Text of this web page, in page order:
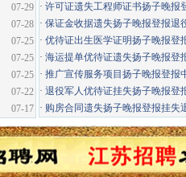
· 许可证遗失工程师证书扬子晚报
· 保证金收据遗失扬子晚报登报退
· 优待证出生医学证明扬子晚报登
· 海运提单优待证遗失扬子晚报登
· 推广宣传服务项目扬子晚报登报
· 退役军人优待证挂失扬子晚报登
· 购房合同遗失扬子晚报登报挂失
07-29
07-28
07-25
07-25
07-25
07-22
07-17